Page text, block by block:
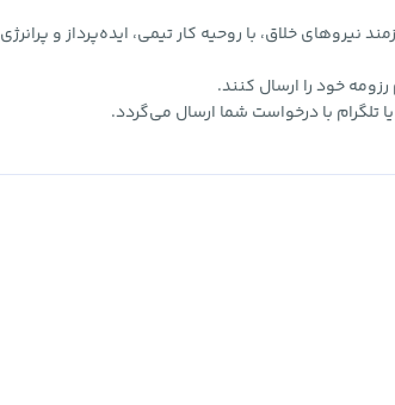
نیروهای خلاق، با روحیه کار تیمی، ایده‌پرداز و پرانرژی
خود را ارسال کنند.
تلگرام با درخواست شما ارسال می‌گردد.